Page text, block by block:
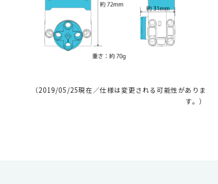
（2019/05/25現在／仕様は変更される可能性がありま
す。）